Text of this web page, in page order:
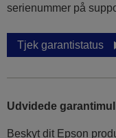
serienummer på
Tjek garantistatus
Udvidede
Beskyt dit Epson